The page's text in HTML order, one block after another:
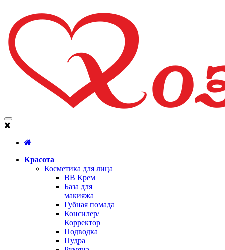
Красота
Косметика для лица
BB Крем
База для
макияжа
Губная помада
Консилер/
Корректор
Подводка
Пудра